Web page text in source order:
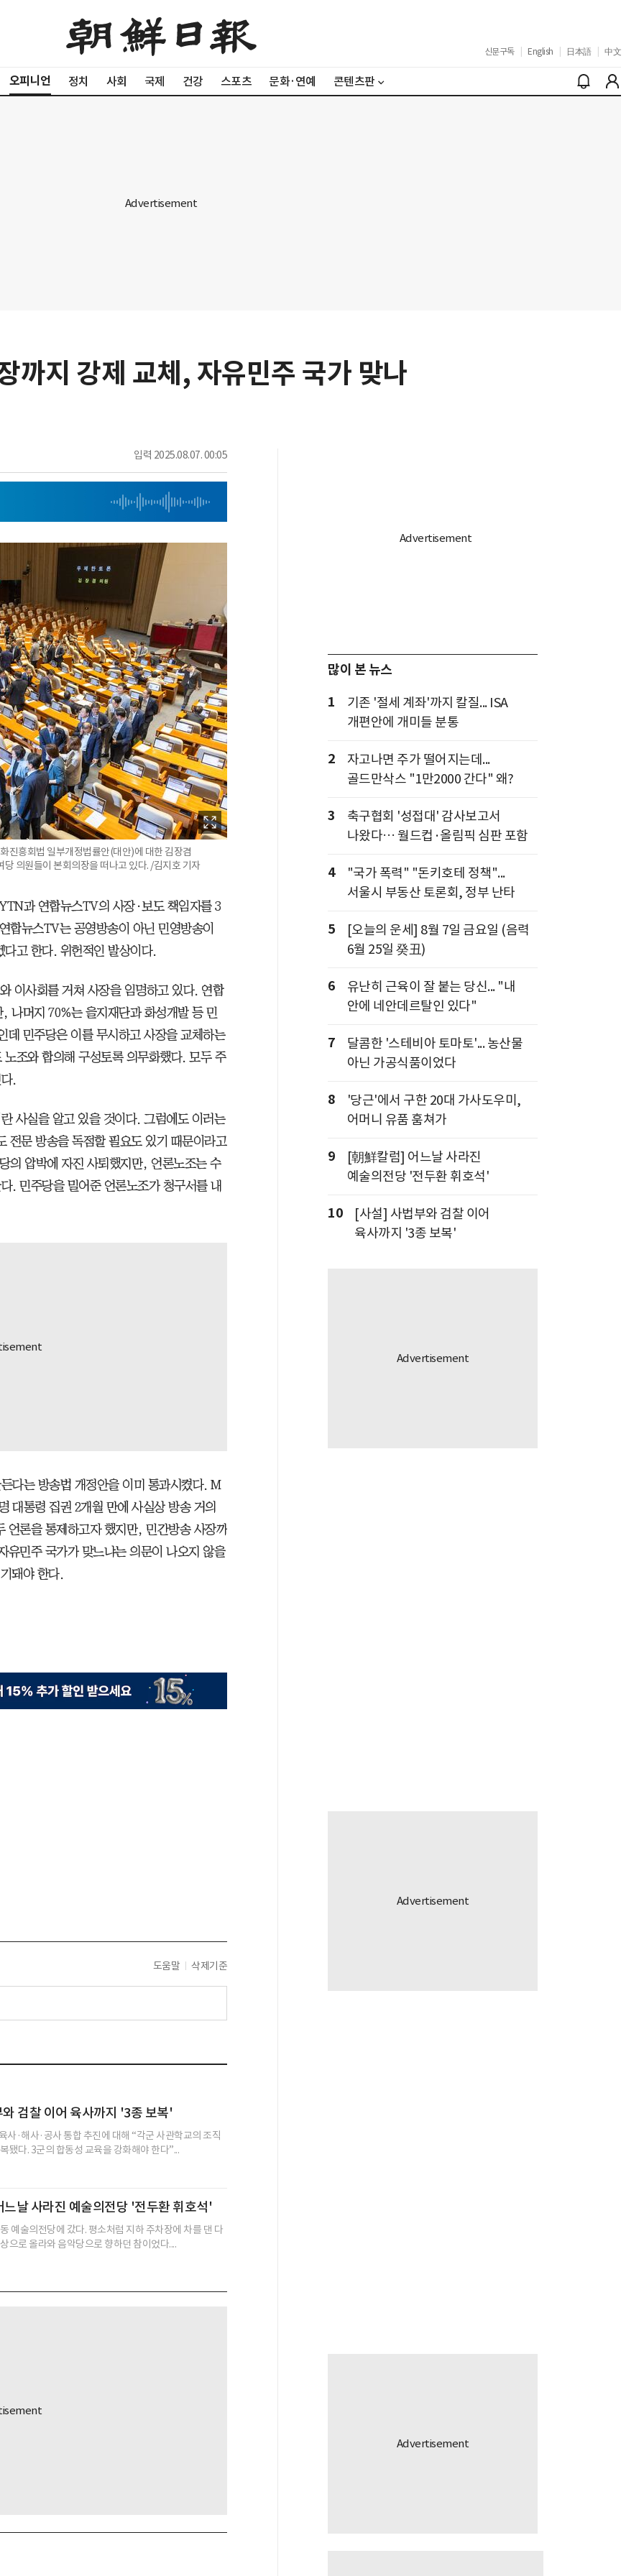
신문구독 English 日本語 中文
오피니언 정치 사회 국제 건강 스포츠 문화·연예 콘텐츠판
까지 강제 교체, 자유민주 국가 맞나
입력 2025.08.07. 00:05
진흥회법 일부개정법률안(대안)에 대한 김장겸
의원들이 본회의장을 떠나고 있다. /김지호 기자
과 연합뉴스TV의 사장·보도 책임자를 3
합뉴스TV는 공영방송이 아닌 민영방송이
고 한다. 위헌적인 발상이다.
이사회를 거쳐 사장을 임명하고 있다. 연합
나머지 70%는 을지재단과 화성개발 등 민
데 민주당은 이를 무시하고 사장을 교체하는
조와 합의해 구성토록 의무화했다. 모두 주
.
사실을 알고 있을 것이다. 그럼에도 이러는
전문 방송을 독점할 필요도 있기 때문이라고
의 압박에 자진 사퇴했지만, 언론노조는 수
. 민주당을 밀어준 언론노조가 청구서를 내
다는 방송법 개정안을 이미 통과시켰다. M
대통령 집권 2개월 만에 사실상 방송 거의
언론을 통제하고자 했지만, 민간방송 사장까
유민주 국가가 맞느냐는 의문이 나오지 않을
돼야 한다.
도움말 삭제기준
검찰 이어 육사까지 '3종 보복'
사·해사·공사 통합 추진에 대해 “각군 사관학교의 조직
됐다. 3군의 합동성 교육을 강화해야 한다”...
날 사라진 예술의전당 '전두환 휘호석'
예술의전당에 갔다. 평소처럼 지하 주차장에 차를 댄 다
으로 올라와 음악당으로 향하던 참이었다....
많이 본 뉴스
1
기존 '절세 계좌'까지 칼질... ISA
개편안에 개미들 분통
2
자고나면 주가 떨어지는데...
골드만삭스 "1만2000 간다" 왜?
3
축구협회 '성접대' 감사보고서
나왔다… 월드컵·올림픽 심판 포함
4
"국가 폭력" "돈키호테 정책"...
서울시 부동산 토론회, 정부 난타
5
[오늘의 운세] 8월 7일 금요일 (음력
6월 25일 癸丑)
6
유난히 근육이 잘 붙는 당신... "내
안에 네안데르탈인 있다"
7
달콤한 '스테비아 토마토'... 농산물
아닌 가공식품이었다
8
'당근'에서 구한 20대 가사도우미,
어머니 유품 훔쳐가
9
[朝鮮칼럼] 어느날 사라진
예술의전당 '전두환 휘호석'
10
[사설] 사법부와 검찰 이어
육사까지 '3종 보복'